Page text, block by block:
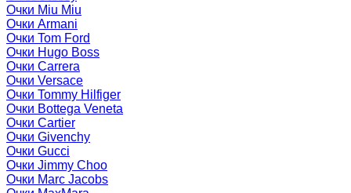
Очки Miu Miu
Очки Armani
Очки Tom Ford
Очки Hugo Boss
Очки Carrera
Очки Versace
Очки Tommy Hilfiger
Очки Bottega Veneta
Очки Cartier
Очки Givenchy
Очки Gucci
Очки Jimmy Choo
Очки Marc Jacobs